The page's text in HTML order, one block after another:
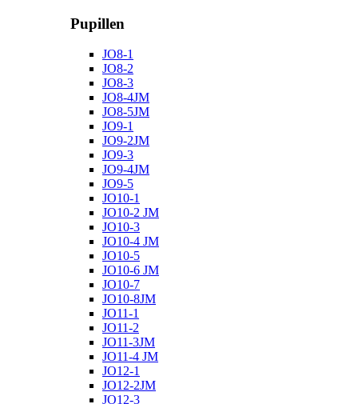
Pupillen
JO8-1
JO8-2
JO8-3
JO8-4JM
JO8-5JM
JO9-1
JO9-2JM
JO9-3
JO9-4JM
JO9-5
JO10-1
JO10-2 JM
JO10-3
JO10-4 JM
JO10-5
JO10-6 JM
JO10-7
JO10-8JM
JO11-1
JO11-2
JO11-3JM
JO11-4 JM
JO12-1
JO12-2JM
JO12-3